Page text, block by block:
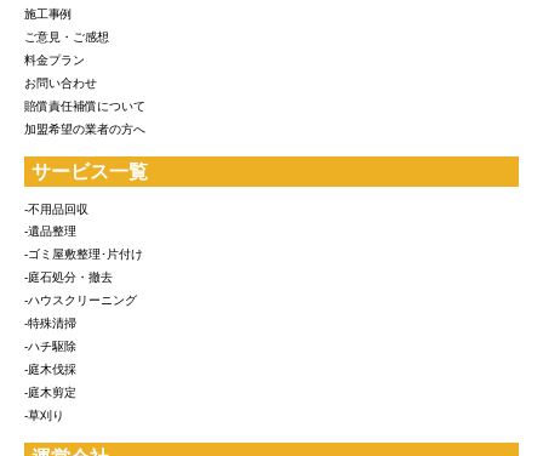
施工事例
ご意見・ご感想
料金プラン
お問い合わせ
賠償責任補償について
加盟希望の業者の方へ
サービス一覧
-不用品回収
-遺品整理
-ゴミ屋敷整理･片付け
-庭石処分・撤去
-ハウスクリーニング
-特殊清掃
-ハチ駆除
-庭木伐採
-庭木剪定
-草刈り